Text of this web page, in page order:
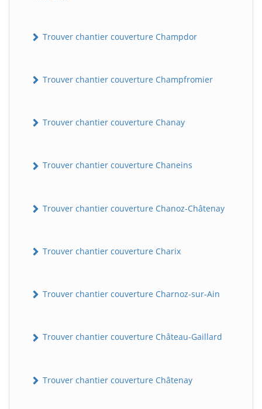
Trouver chantier couverture Champdor
Trouver chantier couverture Champfromier
Trouver chantier couverture Chanay
Trouver chantier couverture Chaneins
Trouver chantier couverture Chanoz-Châtenay
Trouver chantier couverture Charix
Trouver chantier couverture Charnoz-sur-Ain
Trouver chantier couverture Château-Gaillard
Trouver chantier couverture Châtenay